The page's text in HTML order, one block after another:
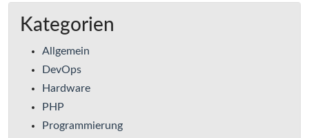
Kategorien
Allgemein
DevOps
Hardware
PHP
Programmierung